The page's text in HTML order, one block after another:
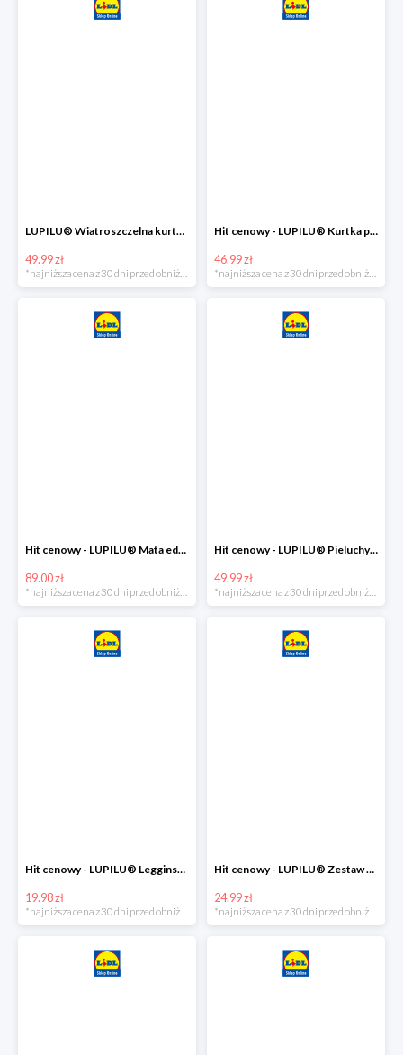
LUPILU® Wiatroszczelna kurtka dziecięca softshell, 1 sztuka
49.99 zł
Hit cenowy - LUPILU® Kurtka przeciwdeszczowa dziewczęca, 1 sztuka
46.99 zł
Hit cenowy - LUPILU® Mata edukacyjna dla niemowląt, 1 sztuka
89.00 zł
*najniższa cena z 30 dni przed obniżką
Hit cenowy - LUPILU® Pieluchy tetrowe 80x80 cm, z biobawełny, 5 sztuk
49.99 zł
*najniższa cena z 30 dni przed obniżką
Hit cenowy - LUPILU® Legginsy niemowlęce z biobawełną, 2 pary
19.98 zł
Hit cenowy - LUPILU® Zestaw dziecięcy z biobawełny (body + koszulka + spodenki), 1 komplet
24.99 zł